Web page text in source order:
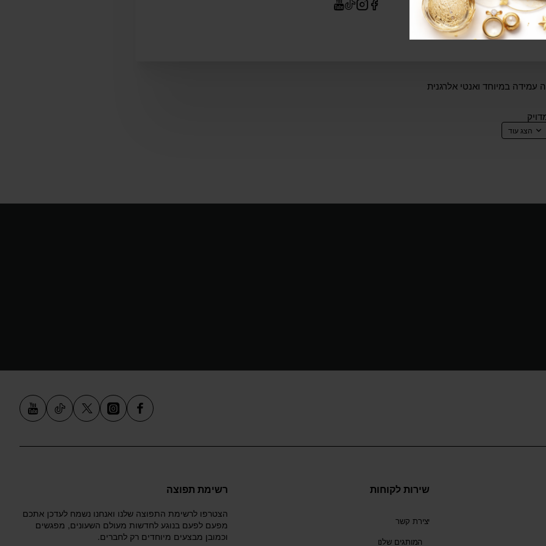
שירות לקוחות
יצירת קשר
המותגים שלנו
רשימת תפוצה
הצטרפו לרשימת התפוצה שלנו ואנחנו נשמח לעדכן אתכם
מפעם לפעם בנוגע לחדשות מעולם השעונים, מפגשים
וכמובן מבצעים מיוחדים רק לחברים.